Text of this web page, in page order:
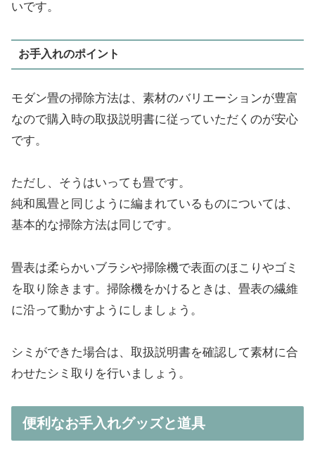
いです。
お手入れのポイント
モダン畳の掃除方法は、素材のバリエーションが豊富
なので購入時の取扱説明書に従っていただくのが安心
です。
ただし、そうはいっても畳です。
純和風畳と同じように編まれているものについては、
基本的な掃除方法は同じです。
畳表は柔らかいブラシや掃除機で表面のほこりやゴミ
を取り除きます。掃除機をかけるときは、畳表の繊維
に沿って動かすようにしましょう。
シミができた場合は、取扱説明書を確認して素材に合
わせたシミ取りを行いましょう。
便利なお手入れグッズと道具